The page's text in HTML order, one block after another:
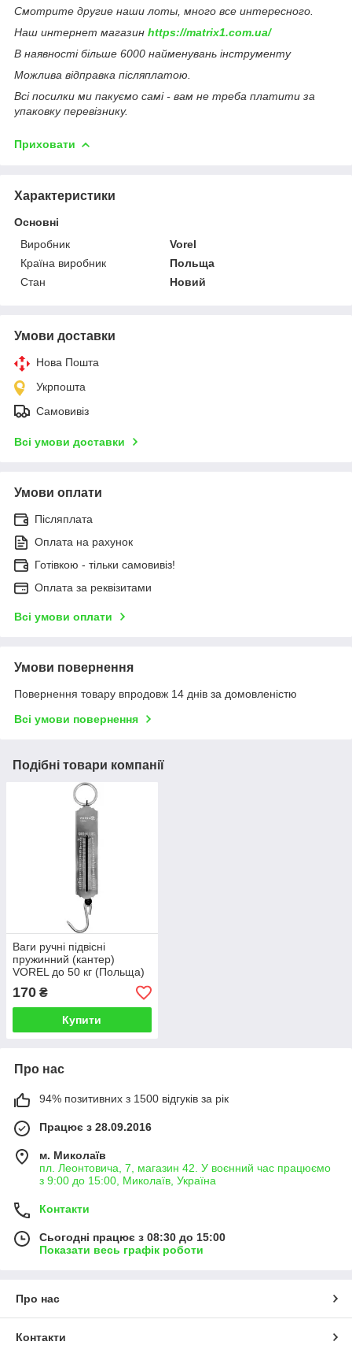
Смотрите другие наши лоты, много все интересного.
Наш интернет магазин https://matrix1.com.ua/
В наявності більше 6000 найменувань інструменту
Можлива відправка післяплатою.
Всі посилки ми пакуємо самі - вам не треба платити за
упаковку перевізнику.
Приховати
Характеристики
Основні
Виробник
Vorel
Країна виробник
Польща
Стан
Новий
Умови доставки
Нова Пошта
Укрпошта
Самовивіз
Всі умови доставки
Умови оплати
Післяплата
Оплата на рахунок
Готівкою - тільки самовивіз!
Оплата за реквізитами
Всі умови оплати
Умови повернення
Повернення товару впродовж 14 днів за домовленістю
Всі умови повернення
Подібні товари компанії
Ваги ручні підвісні
пружинний (кантер)
VOREL до 50 кг (Польща)
170 ₴
Купити
Про нас
94% позитивних з 1500 відгуків за рік
Працює з 28.09.2016
м. Миколаїв
пл. Леонтовича, 7, магазин 42. У воєнний час працюємо
з 9:00 до 15:00, Миколаїв, Україна
Контакти
Сьогодні працює з 08:30 до 15:00
Показати весь графік роботи
Про нас
Контакти